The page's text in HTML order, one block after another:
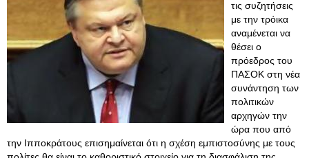
τις συζητήσεις
με την τρόικα
αναμένεται να
θέσει ο
πρόεδρος του
ΠΑΣΟΚ στη νέα
συνάντηση των
πολιτικών
αρχηγών την
ώρα που από
την Ιπποκράτους επισημαίνεται ότι η σχέση εμπιστοσύνης με τους